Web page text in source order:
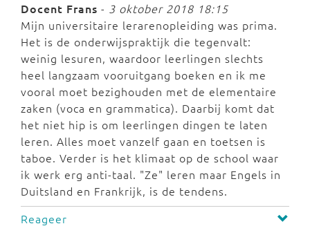
Docent Frans - 3 oktober 2018 18:15
Mijn universitaire lerarenopleiding was prima.
Het is de onderwijspraktijk die tegenvalt:
weinig lesuren, waardoor leerlingen slechts
heel langzaam vooruitgang boeken en ik me
vooral moet bezighouden met de elementaire
zaken (voca en grammatica). Daarbij komt dat
het niet hip is om leerlingen dingen te laten
leren. Alles moet vanzelf gaan en toetsen is
taboe. Verder is het klimaat op de school waar
ik werk erg anti-taal. "Ze" leren maar Engels in
Duitsland en Frankrijk, is de tendens.
Reageer